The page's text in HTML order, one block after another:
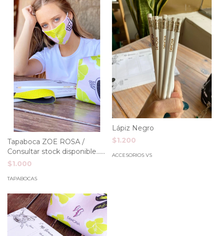
Tapaboca ZOE ROSA /
Consultar stock disponible...
gracias!
$1.000
TAPABOCAS
Lápiz Negro
$1.200
ACCESORIOS VS